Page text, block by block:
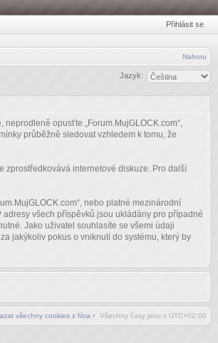
Přihlásit se
Nahoru
Jazyk:
neprodleně opusťte „Forum.MujGLOCK.com“,
průběžně sledovat vzhledem k tomu, že
zprostředkovává internetové diskuze. Pro další
nebo platné mezinárodní
všech příspěvků jsou ukládány pro případné
Jako uživatel souhlasíte se všemi údaji
jakýkoliv pokus o vniknutí do systému, který by
• Všechny časy jsou v UTC+02:00
všechny cookies z fóra